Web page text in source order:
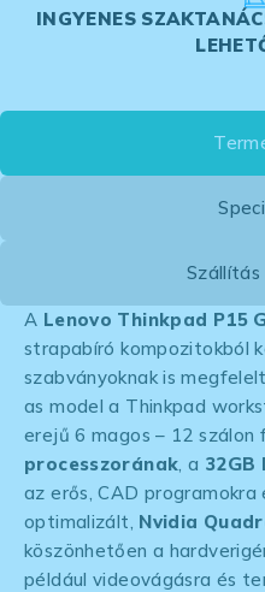
INGYENES
A Lenovo Thinkpad P15
strapabíró kompozitokból
szabványoknak is
as model a Thinkpad
erejű 6 magos – 12 szálon
processzorának , a 32GB
az erős, CAD programokra
optimalizált, Nvidia
köszönhetően a
például videovágásra és